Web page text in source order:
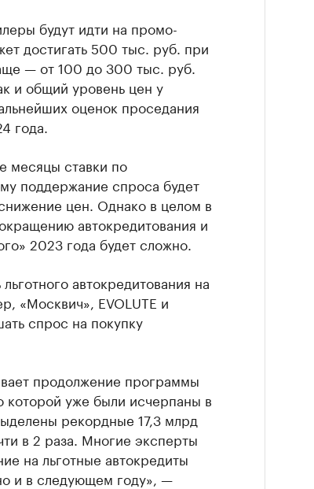
будут идти на промо-
достигать 500 тыс. руб. при
— от 100 до 300 тыс. руб.
и общий уровень цен у
оценок проседания
года.
месяцы ставки по
поддержание спроса будет
цен. Однако в целом в
автокредитования и
2023 года будет сложно.
автокредитования на
«Москвич», EVOLUTE и
спрос на покупку
продолжение программы
которой уже были исчерпаны в
рекордные 17,3 млрд
в 2 раза. Многие эксперты
на льготные автокредиты
и в следующем году», —